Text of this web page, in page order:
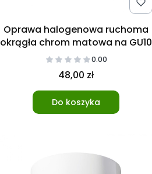
Oprawa halogenowa ruchoma
okrągła chrom matowa na GU10
0.00
48,00 zł
Do koszyka